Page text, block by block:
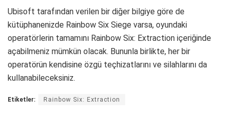
Ubisoft tarafından verilen bir diğer bilgiye göre de
kütüphanenizde Rainbow Six Siege varsa, oyundaki
operatörlerin tamamını Rainbow Six: Extraction içeriğinde
açabilmeniz mümkün olacak. Bununla birlikte, her bir
operatörün kendisine özgü teçhizatlarını ve silahlarını da
kullanabileceksiniz.
Etiketler: Rainbow Six: Extraction